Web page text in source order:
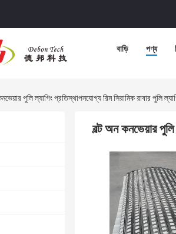
বাড়ি পণ্য
পুলি ল্যাগিং প্রতিস্থাপনযোগ্য রিম সিরামিক রাবার পুলি
বল্ট অন কনভেয়ার পুলি